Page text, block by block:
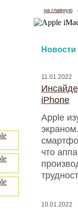
на главную
Новости
11.01.2022
iPhone
Apple
что
10.01.2022